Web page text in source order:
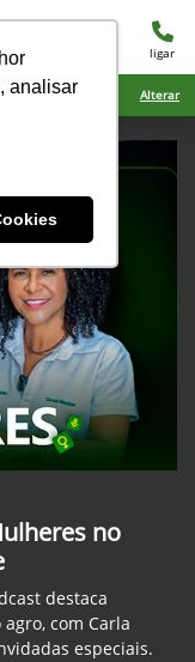
analisar
ligar
Alterar
no
destaca
com Carla
especiais.